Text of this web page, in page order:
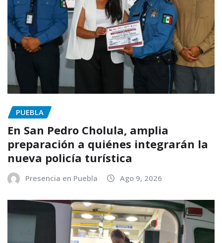
PUEBLA
En San Pedro Cholula, amplia
preparación a quiénes integrarán la
nueva policía turística
Presencia en Puebla Ago 9, 2026